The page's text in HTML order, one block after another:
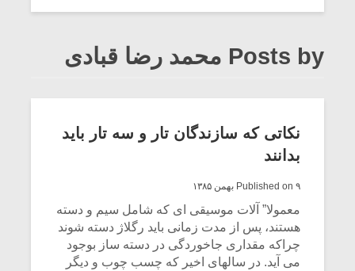
Posts by محمد رضا قبادی
نکاتی که سازندگان تار و سه تار باید
بدانند
Published on ۹ بهمن ۱۳۸۵
معمولا” آلات موسیقی ای که شامل سیم و دسته
هستند، پس از مدت زمانی باید رگلاژ دسته شوند
چراکه مقداری جاخوردگی در دسته ساز بوجود
می آید. در سالهای اخیر که چسب چوب و دیگر